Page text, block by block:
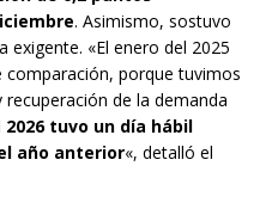
. Asimismo, sostuvo
exigente. «El enero del 2025
porque tuvimos
de la demanda
2026 tuvo un día hábil
año anterior«, detalló el